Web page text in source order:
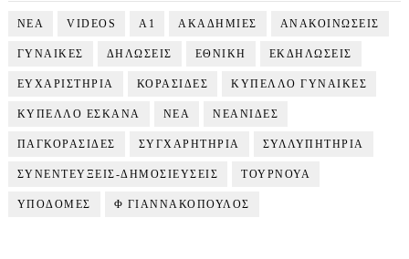
NEA VIDEOS Α1 ΑΚΑΔΗΜΙΕΣ ΑΝΑΚΟΙΝΩΣΕΙΣ
ΓΥΝΑΙΚΕΣ ΔΗΛΩΣΕΙΣ ΕΘΝΙΚΗ ΕΚΔΗΛΩΣΕΙΣ
ΕΥΧΑΡΙΣΤΗΡΙΑ ΚΟΡΑΣΙΔΕΣ ΚΥΠΕΛΛΟ ΓΥΝΑΙΚΕΣ
ΚΥΠΕΛΛΟ ΕΣΚΑΝΑ ΝΕΑ ΝΕΑΝΙΔΕΣ
ΠΑΓΚΟΡΑΣΙΔΕΣ ΣΥΓΧΑΡΗΤΗΡΙΑ ΣΥΛΛΥΠΗΤΗΡΙΑ
ΣΥΝΕΝΤΕΥΞΕΙΣ-ΔΗΜΟΣΙΕΥΣΕΙΣ ΤΟΥΡΝΟΥΑ
ΥΠΟΔΟΜΕΣ Φ ΓΙΑΝΝΑΚΟΠΟΥΛΟΣ